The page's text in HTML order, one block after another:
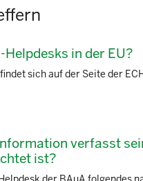
in der EU?
sich auf der Seite der
verfasst
ist?